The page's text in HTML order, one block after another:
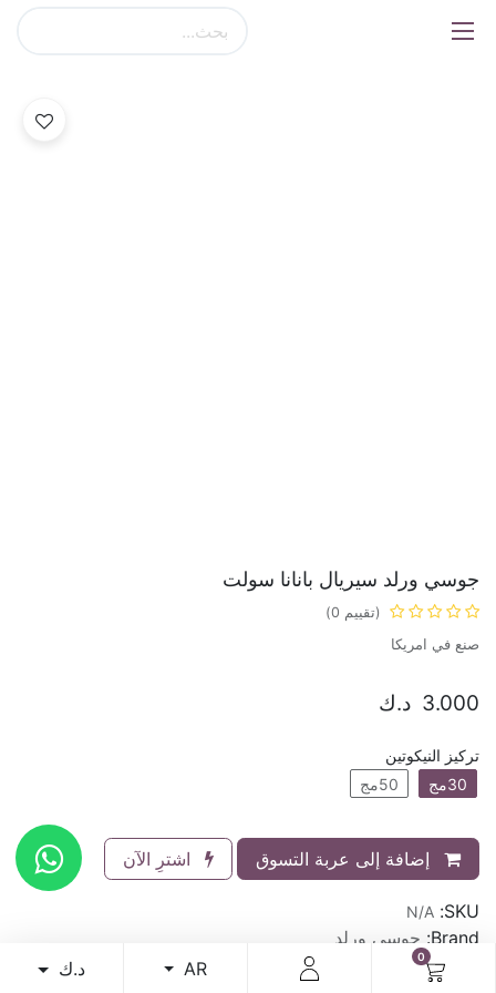
0
AR د.ك
جوسي ورلد سيريال بانانا سولت
(تقييم 0)
صنع في امريكا
3.000 د.ك
تركيز النيكوتين
30مج
50مج
إضافة إلى عربة التسوق اشترِ الآن
SKU:
N/A
Brand: جوسي ورلد